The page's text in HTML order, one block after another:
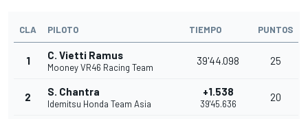
CLA PILOTO TIEMPO PUNTOS
1 C. Vietti Ramus
Mooney VR46 Racing Team
39'44.098 25
2 S. Chantra
Idemitsu Honda Team Asia
+1.538
39'45.636
20